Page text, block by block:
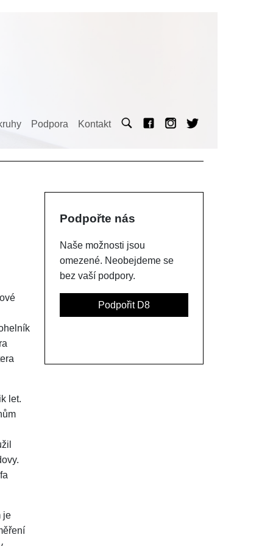
Podpora Kontakt
let.
je
Podpořte nás
Naše možnosti jsou
omezené. Neobejdeme se
bez vaší podpory.
Podpořit D8